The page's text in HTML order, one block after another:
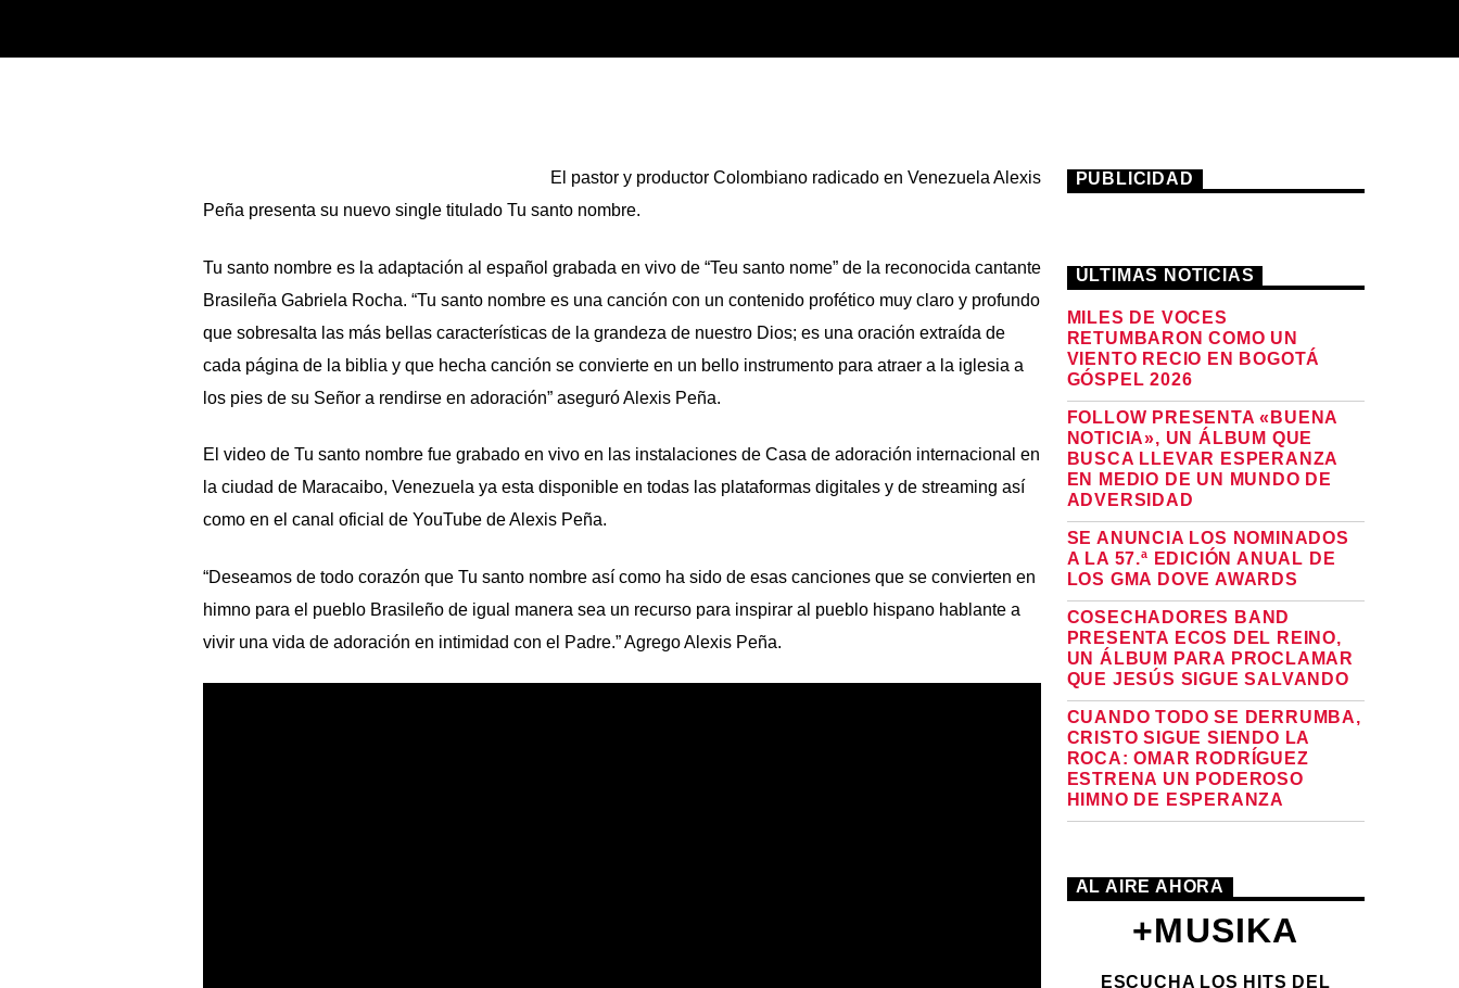
El pastor y productor Colombiano radicado en Venezuela Alexis
Peña presenta su nuevo single titulado Tu santo nombre.
Tu santo nombre es la adaptación al español grabada en vivo de “Teu santo nome” de la reconocida cantante
Brasileña Gabriela Rocha. “Tu santo nombre es una canción con un contenido profético muy claro y profundo
que sobresalta las más bellas características de la grandeza de nuestro Dios; es una oración extraída de
cada página de la biblia y que hecha canción se convierte en un bello instrumento para atraer a la iglesia a
los pies de su Señor a rendirse en adoración” aseguró Alexis Peña.
El video de Tu santo nombre fue grabado en vivo en las instalaciones de Casa de adoración internacional en
la ciudad de Maracaibo, Venezuela ya esta disponible en todas las plataformas digitales y de streaming así
como en el canal oficial de YouTube de Alexis Peña.
“Deseamos de todo corazón que Tu santo nombre así como ha sido de esas canciones que se convierten en
himno para el pueblo Brasileño de igual manera sea un recurso para inspirar al pueblo hispano hablante a
vivir una vida de adoración en intimidad con el Padre.” Agrego Alexis Peña.
PUBLICIDAD
ÚLTIMAS NOTICIAS
MILES DE VOCES
RETUMBARON COMO UN
VIENTO RECIO EN BOGOTÁ
GÓSPEL 2026
FOLLOW PRESENTA «BUENA
NOTICIA», UN ÁLBUM QUE
BUSCA LLEVAR ESPERANZA
EN MEDIO DE UN MUNDO DE
ADVERSIDAD
SE ANUNCIA LOS NOMINADOS
A LA 57.ª EDICIÓN ANUAL DE
LOS GMA DOVE AWARDS
COSECHADORES BAND
PRESENTA ECOS DEL REINO,
UN ÁLBUM PARA PROCLAMAR
QUE JESÚS SIGUE SALVANDO
CUANDO TODO SE DERRUMBA,
CRISTO SIGUE SIENDO LA
ROCA: OMAR RODRÍGUEZ
ESTRENA UN PODEROSO
HIMNO DE ESPERANZA
AL AIRE AHORA
+MUSIKA
ESCUCHA LOS HITS DEL